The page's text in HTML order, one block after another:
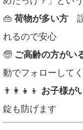
👜 荷物が多い方
れるので安心
🧓 ご高齢の方がい
動でフォローして
👨‍👩‍👧‍👦 お子様が
錠も防げます